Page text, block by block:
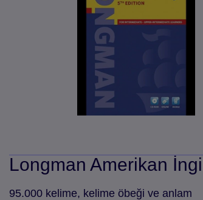
Longman Amerikan
95.000 kelime, kelime öbeği ve anlam